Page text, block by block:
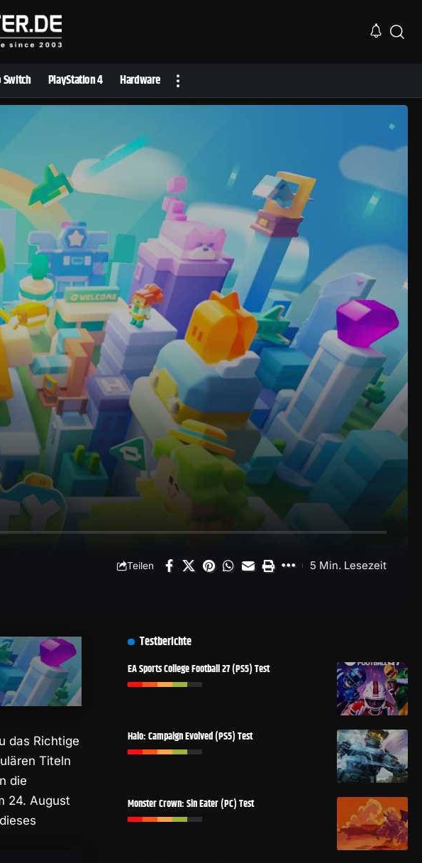
PlayStation 4 Hardware
Teilen 5 Min. Lesezeit
das Richtige
Titeln
die
24. August
Testberichte
EA Sports College Football 27 (PS5) Test
Halo: Campaign Evolved (PS5) Test
Monster Crown: Sin Eater (PC) Test